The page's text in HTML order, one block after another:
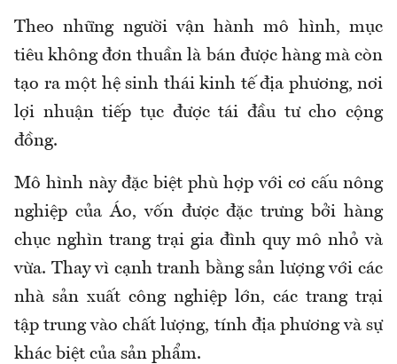
Theo những người vận hành mô hình, mục
tiêu không đơn thuần là bán được hàng mà còn
tạo ra một hệ sinh thái kinh tế địa phương, nơi
lợi nhuận tiếp tục được tái đầu tư cho cộng
đồng.
Mô hình này đặc biệt phù hợp với cơ cấu nông
nghiệp của Áo, vốn được đặc trưng bởi hàng
chục nghìn trang trại gia đình quy mô nhỏ và
vừa. Thay vì cạnh tranh bằng sản lượng với các
nhà sản xuất công nghiệp lớn, các trang trại
tập trung vào chất lượng, tính địa phương và sự
khác biệt của sản phẩm.